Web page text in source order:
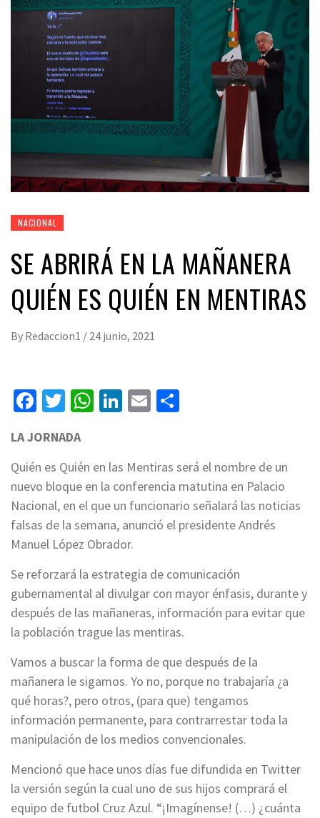
NACIONAL
SE ABRIRÁ EN LA MAÑANERA
QUIÉN ES QUIÉN EN MENTIRAS
By Redaccion1 / 24 junio, 2021
Facebook
Twitter
WhatsApp
LinkedIn
Email
LA JORNADA
Quién es Quién en las Mentiras será el nombre de un
nuevo bloque en la conferencia matutina en Palacio
Nacional, en el que un funcionario señalará las noticias
falsas de la semana, anunció el presidente Andrés
Manuel López Obrador.
Se reforzará la estrategia de comunicación
gubernamental al divulgar con mayor énfasis, durante y
después de las mañaneras, información para evitar que
la población trague las mentiras.
Vamos a buscar la forma de que después de la
mañanera le sigamos. Yo no, porque no trabajaría ¿a
qué horas?, pero otros, (para que) tengamos
información permanente, para contrarrestar toda la
manipulación de los medios convencionales.
Mencionó que hace unos días fue difundida en Twitter
la versión según la cual uno de sus hijos comprará el
equipo de futbol Cruz Azul. “¡Imagínense! (…) ¿cuánta